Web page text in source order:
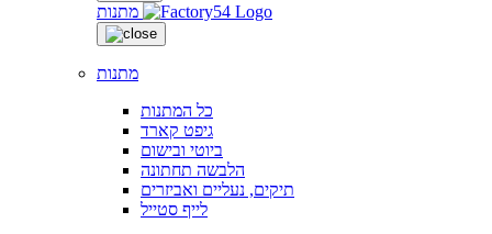
מתנות
מתנות
כל המתנות
גיפט קארד
ביוטי ובישום
הלבשה תחתונה
תיקים, נעליים ואביזרים
לייף סטייל